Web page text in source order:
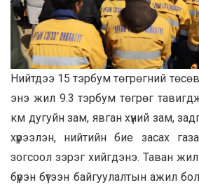
Нийтдээ 15 тэрбум төгрөгний
энэ жил 9.3 тэрбум төгрөг
км дугуйн зам, явган хүний зам,
хүрээлэн, нийтийн бие засах
зогсоол зэрэг хийгдэнэ. Таван
бүрэн бүтээн байгуулалтын ажил